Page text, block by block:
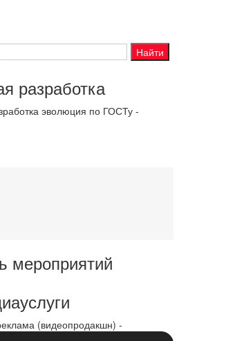
разработка
эволюция по ГОСТу -
мероприятий
(видеопродакшн) -